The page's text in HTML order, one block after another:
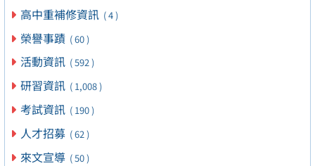
高中重補修資訊 ( 4 )
榮譽事蹟 ( 60 )
活動資訊 ( 592 )
研習資訊 ( 1,008 )
考試資訊 ( 190 )
人才招募 ( 62 )
來文宣導 ( 50 )